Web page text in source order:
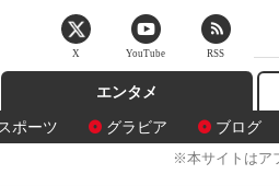
エンタメ
スポーツ グラビア ブログ
※本サイトはア
X YouTube RSS